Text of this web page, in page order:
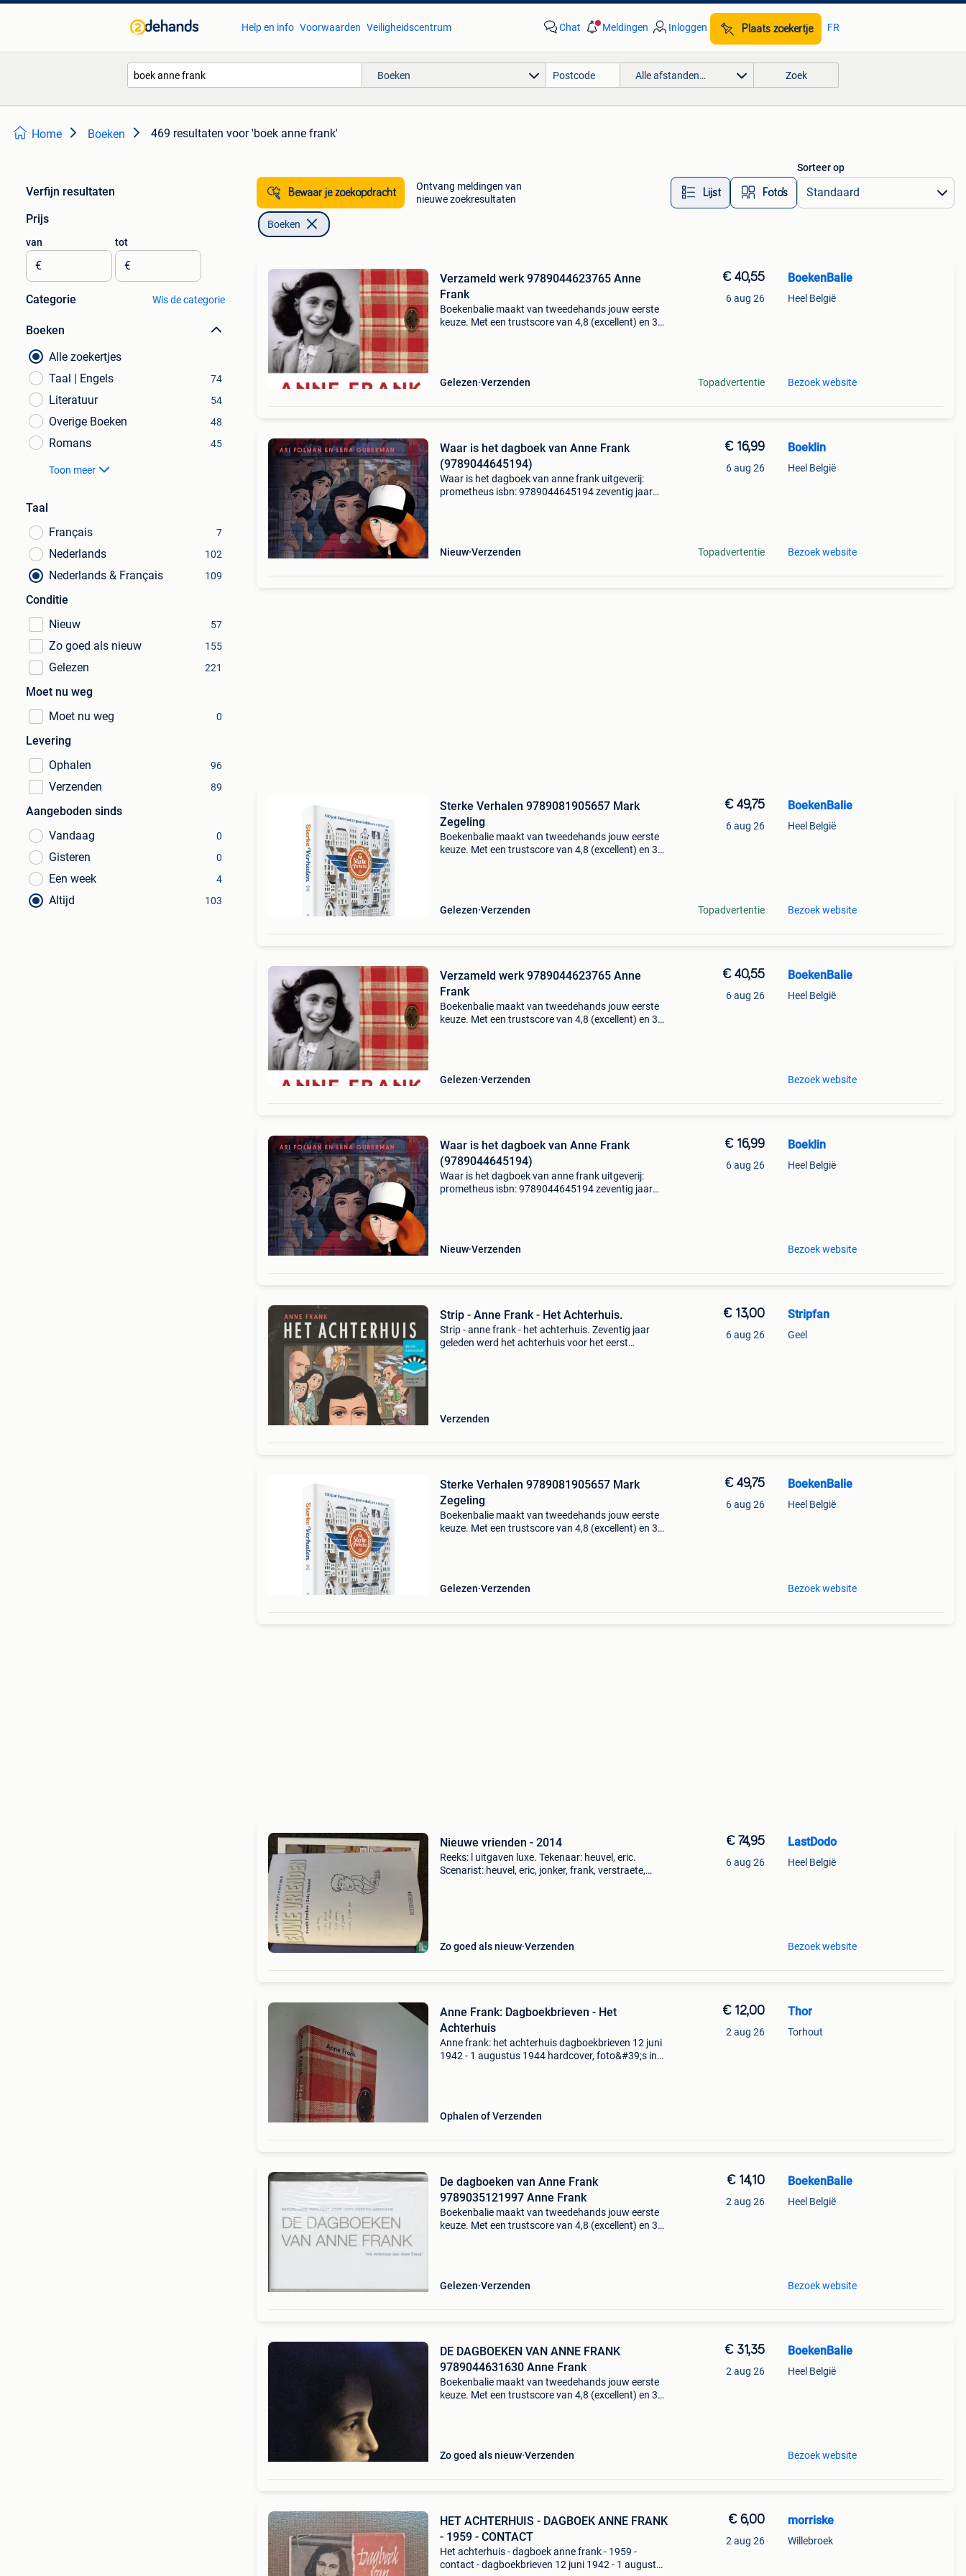
Help en info Voorwaarden Veiligheidscentrum Chat Meldingen Inloggen Plaats zoekertje FR
Boeken Alle afstanden… Zoek
Home Boeken 469 resultaten voor 'boek anne frank'
Verfijn resultaten
Prijs
van
€
tot
€
Categorie Wis de categorie
Boeken
Alle zoekertjes
Taal | Engels
74
Literatuur 54
Overige Boeken 48
Romans 45
Toon meer
Taal
Français
7
Nederlands 102
Nederlands & Français 109
Conditie
Nieuw
57
Zo goed als nieuw 155
Gelezen 221
Moet nu weg
Moet nu weg
0
Levering
Ophalen
96
Verzenden 89
Aangeboden sinds
Vandaag
0
Gisteren 0
Een week 4
Altijd 103
Bewaar je zoekopdracht
Ontvang meldingen van
nieuwe zoekresultaten
Lijst Foto’s
Sorteer op
Boeken
Verzameld werk 9789044623765 Anne
Frank
Boekenbalie maakt van tweedehands jouw eerste
keuze. Met een trustscore van 4,8 (excellent) en 30
Gelezen Verzenden
€ 40,55
6 aug 26
Topadvertentie
BoekenBalie
Heel België
Bezoek website
Waar is het dagboek van Anne Frank
(9789044645194)
Waar is het dagboek van anne frank uitgeverij:
prometheus isbn: 9789044645194 zeventig jaar
Nieuw Verzenden
€ 16,99
6 aug 26
Topadvertentie
Boeklin
Heel België
Bezoek website
Sterke Verhalen 9789081905657 Mark
Zegeling
Boekenbalie maakt van tweedehands jouw eerste
keuze. Met een trustscore van 4,8 (excellent) en 30
Gelezen Verzenden
€ 49,75
6 aug 26
Topadvertentie
BoekenBalie
Heel België
Bezoek website
Verzameld werk 9789044623765 Anne
Frank
Boekenbalie maakt van tweedehands jouw eerste
keuze. Met een trustscore van 4,8 (excellent) en 30
Gelezen Verzenden
€ 40,55
6 aug 26
BoekenBalie
Heel België
Bezoek website
Waar is het dagboek van Anne Frank
(9789044645194)
Waar is het dagboek van anne frank uitgeverij:
prometheus isbn: 9789044645194 zeventig jaar
Nieuw Verzenden
€ 16,99
6 aug 26
Boeklin
Heel België
Bezoek website
Strip - Anne Frank - Het Achterhuis.
Strip - anne frank - het achterhuis. Zeventig jaar
geleden werd het achterhuis voor het eerst
Verzenden
€ 13,00
6 aug 26
Stripfan
Geel
Sterke Verhalen 9789081905657 Mark
Zegeling
Boekenbalie maakt van tweedehands jouw eerste
keuze. Met een trustscore van 4,8 (excellent) en 30
Gelezen Verzenden
€ 49,75
6 aug 26
BoekenBalie
Heel België
Bezoek website
Nieuwe vrienden - 2014
Reeks: l uitgaven luxe. Tekenaar: heuvel, eric.
Scenarist: heuvel, eric, jonker, frank, verstraete,
Zo goed als nieuw Verzenden
€ 74,95
6 aug 26
LastDodo
Heel België
Bezoek website
Anne Frank: Dagboekbrieven - Het
Achterhuis
Anne frank: het achterhuis dagboekbrieven 12 juni
1942 - 1 augustus 1944 hardcover, foto&#39;s in
Ophalen of Verzenden
€ 12,00
2 aug 26
Thor
Torhout
De dagboeken van Anne Frank
9789035121997 Anne Frank
Boekenbalie maakt van tweedehands jouw eerste
keuze. Met een trustscore van 4,8 (excellent) en 30
Gelezen Verzenden
€ 14,10
2 aug 26
BoekenBalie
Heel België
Bezoek website
DE DAGBOEKEN VAN ANNE FRANK
9789044631630 Anne Frank
Boekenbalie maakt van tweedehands jouw eerste
keuze. Met een trustscore van 4,8 (excellent) en 30
Zo goed als nieuw Verzenden
€ 31,35
2 aug 26
BoekenBalie
Heel België
Bezoek website
HET ACHTERHUIS - DAGBOEK ANNE FRANK
- 1959 - CONTACT
Het achterhuis - dagboek anne frank - 1959 -
contact - dagboekbrieven 12 juni 1942 - 1 augustus
€ 6,00
2 aug 26
morriske
Willebroek